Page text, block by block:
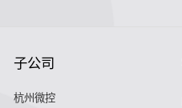
子公司
杭州微控